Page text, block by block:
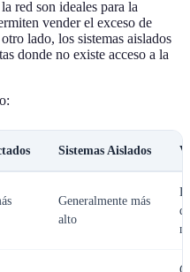
red son ideales para la
vender el exceso de
lado, los sistemas aislados
donde no existe acceso a la
Sistemas Aislados
Generalmente más
alto